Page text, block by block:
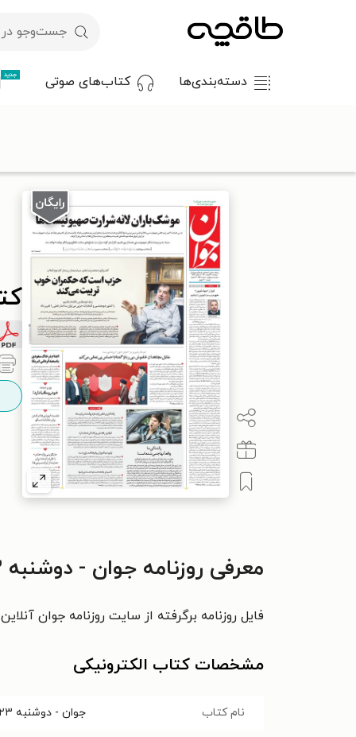
دسته‌بندی‌ها کتاب‌های صوتی جدید
معرفی روزنامه جوان - دوشنبه ۲۳ اسفند ۱۴۰۰
فایل روزنامه برگرفته از سایت روزنامه جوان
مشخصات کتاب الکترونیکی
نام کتاب جوان - دوشنبه ۲۳ اسفند ۱۴۰۰